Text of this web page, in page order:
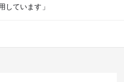
しています」